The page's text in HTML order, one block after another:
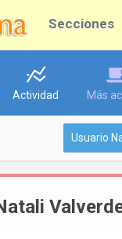
Secciones
Actividad Más
Usuario